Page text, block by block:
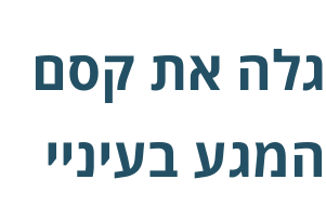
גלה את קסם
המגע בעיניי